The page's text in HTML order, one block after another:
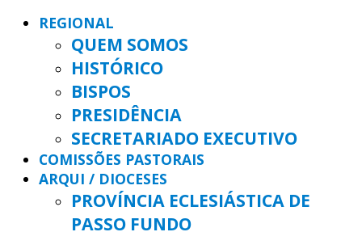
REGIONAL
QUEM SOMOS
HISTÓRICO
BISPOS
PRESIDÊNCIA
SECRETARIADO EXECUTIVO
COMISSÕES PASTORAIS
ARQUI / DIOCESES
PROVÍNCIA ECLESIÁSTICA DE
PASSO FUNDO